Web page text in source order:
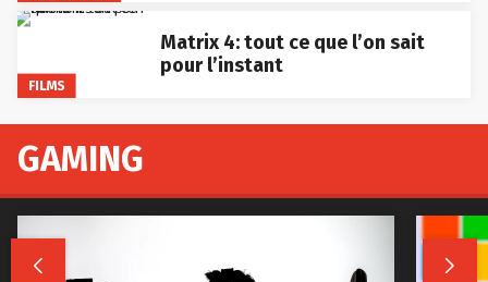
FILMS
Matrix 4: tout ce que l’on sait
pour l’instant
GAMING
 